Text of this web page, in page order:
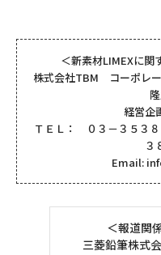
＜新素材LIMEXに関
株式会社TBM コーポレ
経営
ＴＥＬ： ０３－３５３
３
Email:
＜報道関
三菱鉛筆株式